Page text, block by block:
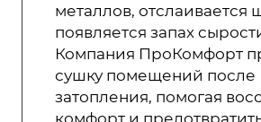
металлов, отслаивается
появляется запах
Компания ПроКомфорт
сушку помещений после
затопления, помогая
комфорт и